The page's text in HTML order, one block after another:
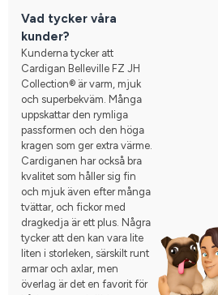
Vad tycker våra
kunder?
Kunderna tycker att
Cardigan Belleville FZ JH
Collection® är varm, mjuk
och superbekväm. Många
uppskattar den rymliga
passformen och den höga
kragen som ger extra värme.
Cardiganen har också bra
kvalitet som håller sig fin
och mjuk även efter många
tvättar, och fickor med
dragkedja är ett plus. Några
tycker att den kan vara lite
liten i storleken, särskilt runt
armar och axlar, men
överlag är det en favorit för